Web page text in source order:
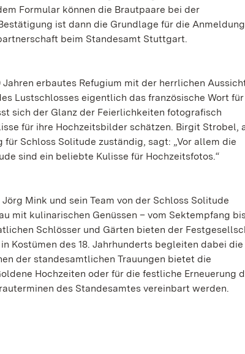
Formular können die Brautpaare bei der
ist dann die Grundlage für die
beim Standesamt Stuttgart.
erbautes Refugium mit der herrlichen
Lustschlosses eigentlich das französische Wort für
sich der Glanz der Feierlichkeiten fotografisch
für ihre Hochzeitsbilder schätzen. Birgit Strobel,
Schloss Solitude zuständig, sagt: „Vor allem die
sind ein beliebte Kulisse für Hochzeitsfotos.“
Mink und sein Team von der Schloss Solitude
mit kulinarischen Genüssen – vom Sektempfang
Schlösser und Gärten bieten der
Kostümen des 18. Jahrhunderts begleiten dabei die
der standesamtlichen Trauungen bietet die
Hochzeiten oder für die festliche Erneuerung
des Standesamtes vereinbart werden.